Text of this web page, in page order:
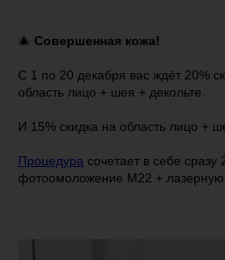
🎄 Совершенная кожа!
С 1 по 20 декабря вас ждёт 20%
область лицо + шея + декольте.
И 15% скидка на область лицо +
Процедура сочетает в себе сразу
фотоомоложение M22 +